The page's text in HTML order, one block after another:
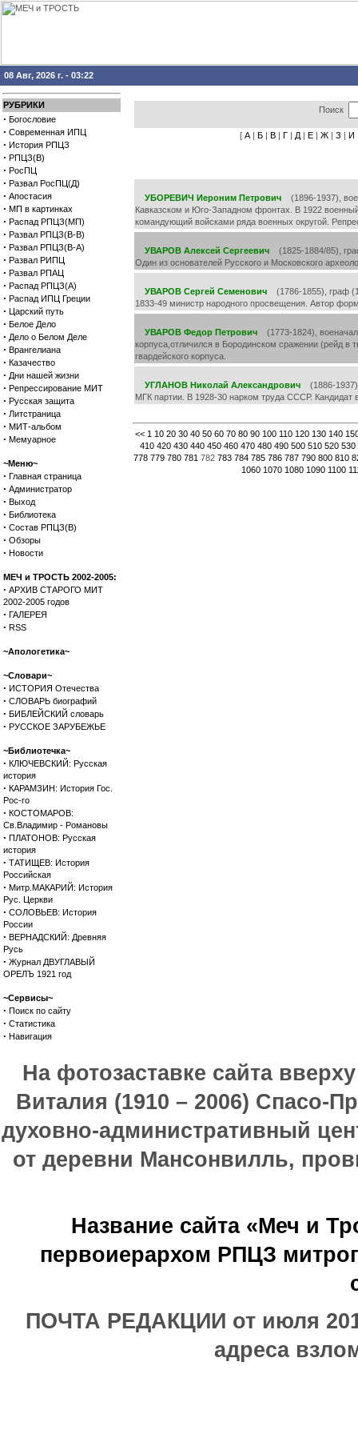
08 Авг, 2026 г. - 03:22
РУБРИКИ
· Богословие
· Современная ИПЦ
· История РПЦЗ
· РПЦЗ(В)
· РосПЦ
· Развал РосПЦ(Д)
· Апостасия
· МП в картинках
· Распад РПЦЗ(МП)
· Развал РПЦЗ(В-В)
· Развал РПЦЗ(В-А)
· Развал РИПЦ
· Развал РПАЦ
· Распад РПЦЗ(А)
· Распад ИПЦ Греции
· Царский путь
· Белое Дело
· Дело о Белом Деле
· Врангелиана
· Казачество
· Дни нашей жизни
· Репрессирование МИТ
· Русская защита
· Литстраница
· МИТ-альбом
· Мемуарное
~Меню~
· Главная страница
· Администратор
· Выход
· Библиотека
· Состав РПЦЗ(В)
· Обзоры
· Новости
МЕЧ и ТРОСТЬ 2002-2005:
· АРХИВ СТАРОГО МИТ
2002-2005 годов
· ГАЛЕРЕЯ
· RSS
~Апологетика~
~Словари~
· ИСТОРИЯ Отечества
· СЛОВАРЬ биографий
· БИБЛЕЙСКИЙ словарь
· РУССКОЕ ЗАРУБЕЖЬЕ
~Библиотечка~
· КЛЮЧЕВСКИЙ: Русская
история
· КАРАМЗИН: История Гос.
Рос-го
· КОСТОМАРОВ:
Св.Владимир - Романовы
· ПЛАТОНОВ: Русская
история
· ТАТИЩЕВ: История
Российская
· Митр.МАКАРИЙ: История
Рус. Церкви
· СОЛОВЬЕВ: История
России
· ВЕРНАДСКИЙ: Древняя
Русь
· Журнал ДВУГЛАВЫЙ
ОРЕЛЪ 1921 год
~Сервисы~
· Поиск по сайту
· Статистика
· Навигация
Поиск
[ А | Б | В | Г | Д | Е | Ж | З | И
УБОРЕВИЧ Иероним Петрович (1896-1937),
Кавказском и Юго-Западном фpoнтаx. В 1922
командующий войсками ряда военных округой.
УВАРОВ Алексей Сергеевич (1825-1884/85),
Один из основателей Русского и Московского
УВАРОВ Сергей Семенович (1786-1855), граф
1833-49 министр народного просвещения. Автор
УВАРОВ Федор Петрович (1773-1824),
корпуса,отличился в Бородинском сражении (рейд
гвардейского корпуса.
УГЛАНОВ Николай Александрович (1886-
МГК партии. В 1928-30 нарком труда СССР.
<< 1 10 20 30 40 50 60 70 80 90 100 110 120 130 140
410 420 430 440 450 460 470 480 490 500 510 520 530
778 779 780 781 782 783 784 785 786 787 790 800 810
1060 1070 1080 1090 1100
На фотозаставке сайта
Виталия (1910 – 2006) Спасо-
духовно-административный
от деревни Мансонвилль,
Название сайта «Меч и
первоиерархом РПЦЗ
ПОЧТА РЕДАКЦИИ от июля
адреса